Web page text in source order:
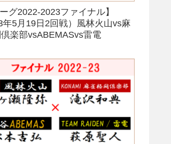
ーグ2022-2023ファイナル】
年5月19日2回戦）風林火山vs麻
楽部vsABEMASvs雷電